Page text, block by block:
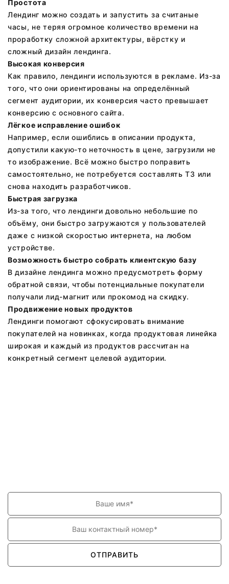
Простота
Лендинг можно создать и запустить за считаные
часы, не теряя огромное количество времени на
проработку сложной архитектуры, вёрстку и
сложный дизайн лендинга.
Высокая конверсия
Как правило, лендинги используются в рекламе. Из-за
того, что они ориентированы на определённый
сегмент аудитории, их конверсия часто превышает
конверсию с основного сайта.
Лёгкое исправление ошибок
Например, если ошиблись в описании продукта,
допустили какую-то неточность в цене, загрузили не
то изображение. Всё можно быстро поправить
самостоятельно, не потребуется составлять ТЗ или
снова находить разработчиков.
Быстрая загрузка
Из-за того, что лендинги довольно небольшие по
объёму, они быстро загружаются у пользователей
даже с низкой скоростью интернета, на любом
устройстве.
Возможность быстро собрать клиентскую базу
В дизайне лендинга можно предусмотреть форму
обратной связи, чтобы потенциальные покупатели
получали лид-магнит или прокомод на скидку.
Продвижение новых продуктов
Лендинги помогают сфокусировать внимание
покупателей на новинках, когда продуктовая линейка
широкая и каждый из продуктов рассчитан на
конкретный сегмент целевой аудитории.
ОТПРАВИТЬ